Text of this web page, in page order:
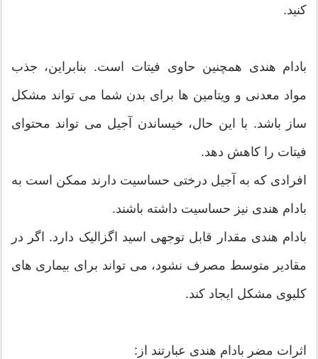
کنید.
بادام هندی همچنین حاوی فیتات است. بنابراین، جذب
مواد معدنی و ویتامین ها برای بدن شما می تواند مشکل
ساز باشد. با این حال، خیساندن آجیل می تواند محتوای
فیتات را کاهش دهد.
افرادی که به آجیل درختی حساسیت دارند ممکن است به
بادام هندی نیز حساسیت داشته باشند.
بادام هندی مقدار قابل توجهی اسید اگزالیک دارد. اگر در
مقادیر متوسط ​​مصرف نشود، می تواند برای بیماری های
کلیوی مشکل ایجاد کند.
اثرات مضر بادام هندی عبارتند از: